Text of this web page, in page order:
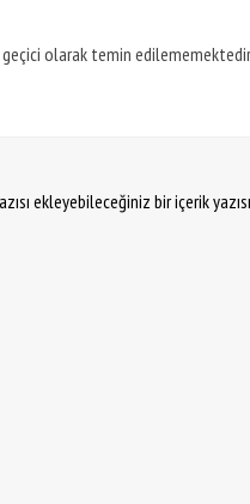
geçici olarak temin
ekleyebileceğiniz bir içerik